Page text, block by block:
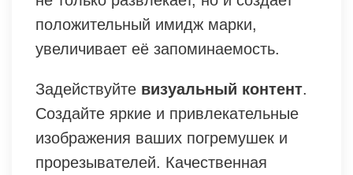
положительный имидж марки,
увеличивает её запоминаемость.
Задействуйте визуальный контент.
Создайте яркие и привлекательные
изображения ваших погремушек и
прорезывателей. Качественная